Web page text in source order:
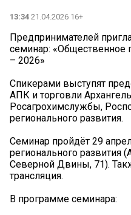
13:34 21.04.2026 16+
Предпринимателей
семинар: «Общественное
– 2026»
Спикерами выступят
АПК и торговли
Росагрохимслужбы,
регионального развития.
Семинар пройдёт 29
регионального развития
Северной Двины, 71).
трансляция.
В программе семинара: